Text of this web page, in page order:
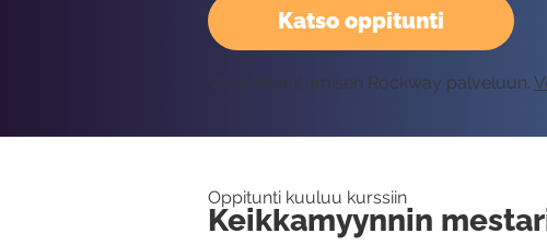
Katso oppitunti
Vaatii kirjautumisen Rockway palveluun.
Oppitunti kuuluu kurssiin
Keikkamyynnin